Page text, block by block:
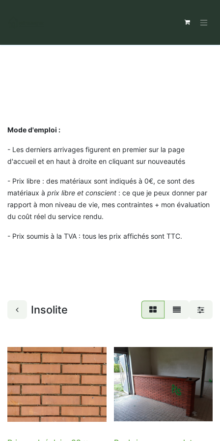
Mode d'emploi :
- Les derniers arrivages figurent en premier sur la page
d'accueil et en haut à droite en cliquant sur nouveautés
- Prix libre : des matériaux sont indiqués à 0€, ce sont des
matériaux à prix libre et conscient : ce que je peux donner par
rapport à mon niveau de vie, mes contraintes + mon évaluation
du coût réel du service rendu.
- Prix soumis à la TVA : tous les prix affichés sont TTC.
Insolite